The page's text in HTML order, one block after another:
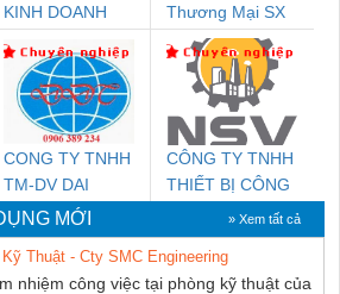
KINH DOANH
PHƯƠNG NAM
Thương Mại SX
Ba Miền
CONG TY TNHH
TM-DV DAI
DONG THANH
CÔNG TY TNHH
THIẾT BỊ CÔNG
NGHIỆP NIHON
SETSUBI VIỆT
NAM
MỚI » Xem tất cả
Thuật - Cty SMC Engineering
nhiệm công việc tại phòng kỹ thuật của